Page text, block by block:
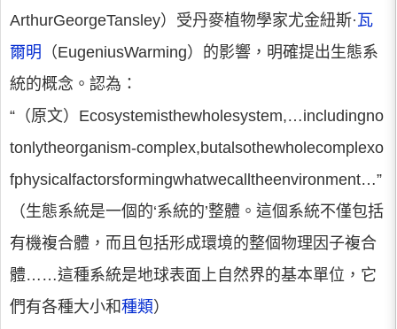
ArthurGeorgeTansley）受丹麥植物學家尤金紐斯·瓦
爾明 （EugeniusWarming）的影響，明確提出生態系
統的概念。認為：
“（原文）Ecosystemisthewholesystem,…includingno
tonlytheorganism-complex,butalsothewholecomplexo
fphysicalfactorsformingwhatwecalltheenvironment…”
（生態系統是一個的‘系統的’整體。這個系統不僅包括
有機複合體，而且包括形成環境的整個物理因子複合
體……這種系統是地球表面上自然界的基本單位，它
們有各種大小和種類）